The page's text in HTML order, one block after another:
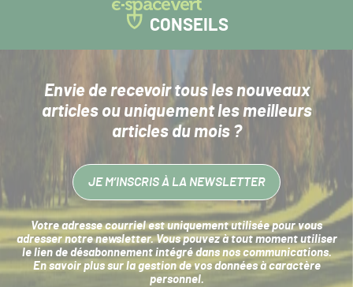
CONSEILS
Envie de recevoir tous les nouveaux
articlesou uniquement les meilleurs
articles du mois ?
JE M’INSCRIS À LA NEWSLETTER
Votre adresse courriel est uniquement utilisée pour vous
adresser notre newsletter. Vous pouvez à tout moment utiliser
le lien de désabonnement intégré dans nos communications.
En savoir plus sur la gestion de vos données à caractère
personnel.